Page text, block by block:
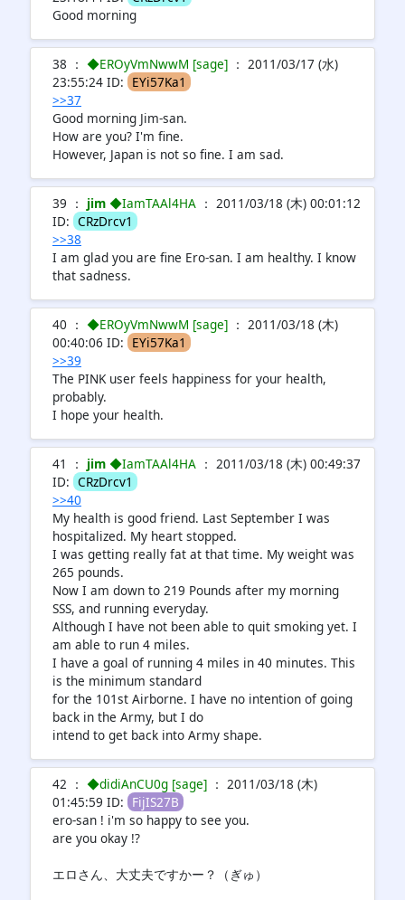
Good morning
38 ： ◆EROyVmNwwM [sage] ： 2011/03/17 (水)
23:55:24 ID: EYi57Ka1
>>37
Good morning Jim-san.
How are you? I'm fine.
However, Japan is not so fine. I am sad.
39 ： jim ◆IamTAAl4HA ： 2011/03/18 (木) 00:01:12
ID: CRzDrcv1
>>38
I am glad you are fine Ero-san. I am healthy. I know
that sadness.
40 ： ◆EROyVmNwwM [sage] ： 2011/03/18 (木)
00:40:06 ID: EYi57Ka1
>>39
The PINK user feels happiness for your health,
probably.
I hope your health.
41 ： jim ◆IamTAAl4HA ： 2011/03/18 (木) 00:49:37
ID: CRzDrcv1
>>40
My health is good friend. Last September I was
hospitalized. My heart stopped.
I was getting really fat at that time. My weight was
265 pounds.
Now I am down to 219 Pounds after my morning
SSS, and running everyday.
Although I have not been able to quit smoking yet. I
am able to run 4 miles.
I have a goal of running 4 miles in 40 minutes. This
is the minimum standard
for the 101st Airborne. I have no intention of going
back in the Army, but I do
intend to get back into Army shape.
42 ： ◆didiAnCU0g [sage] ： 2011/03/18 (木)
01:45:59 ID: FijIS27B
ero-san ! i'm so happy to see you.
are you okay !?
エロさん、大丈夫ですかー？（ぎゅ）